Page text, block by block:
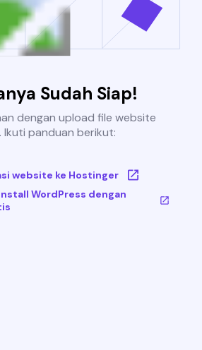
Sudah Siap!
dengan upload file website
Ikuti panduan berikut:
website ke Hostinger
WordPress dengan